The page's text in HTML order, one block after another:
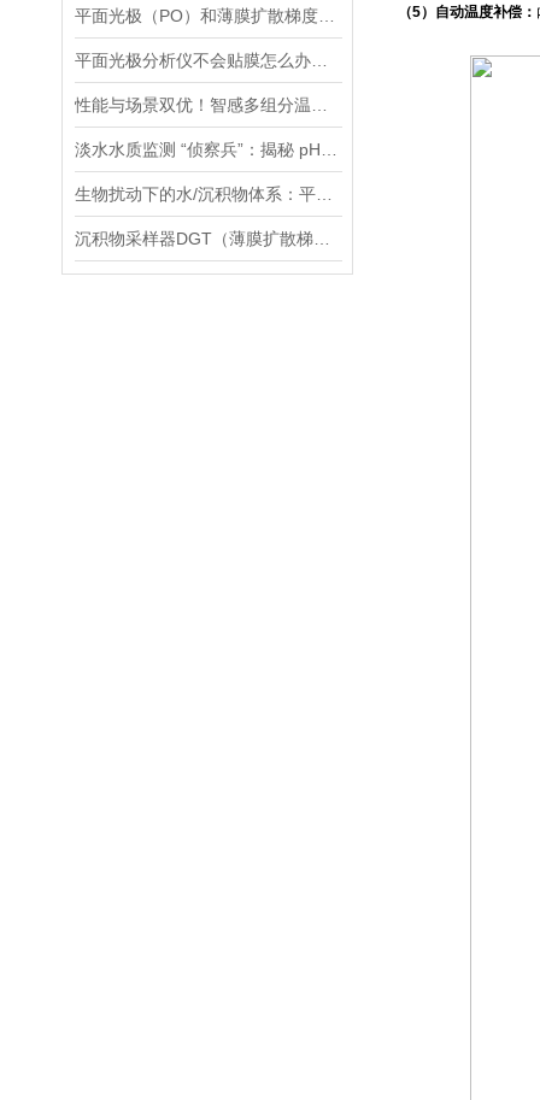
（5）自动温度补偿：